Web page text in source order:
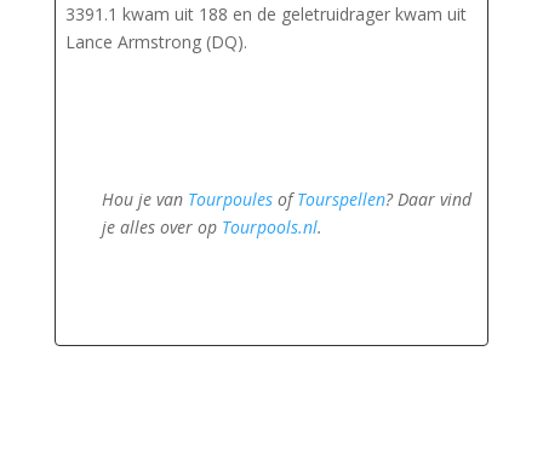
3391.1 kwam uit 188 en de geletruidrager kwam uit
Lance Armstrong (DQ).
Hou je van TourpoulesofTourspellen? Daar vind
je alles over op Tourpools.nl.